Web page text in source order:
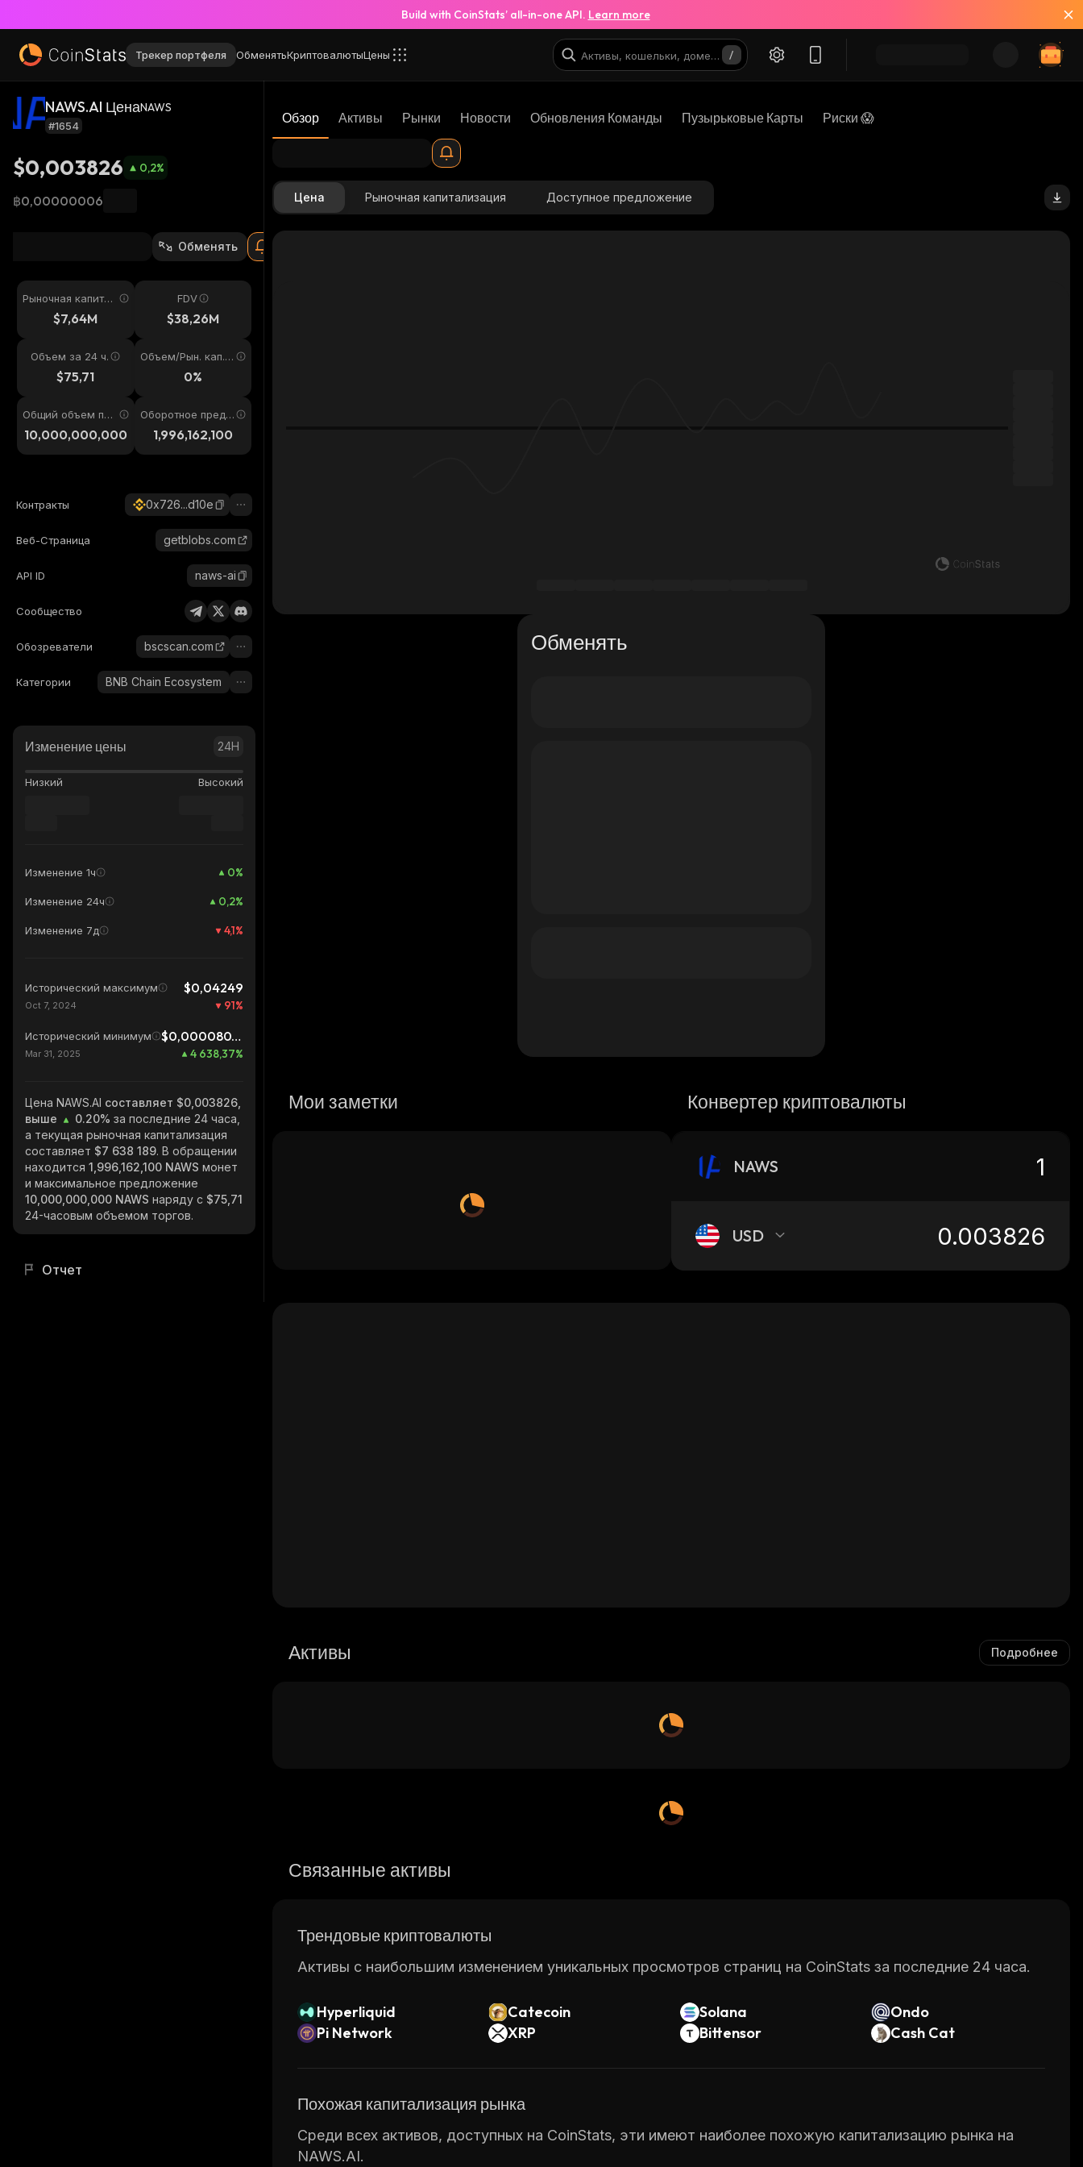
Build with CoinStats’ all-in-one API. Learn more
Трекер портфеля ОбменятьКриптовалютыЦены
NAWS.AI ЦенаNAWS
#1654
$0,003826 0,2%
฿0,00000006
Обменять
Рыночная капитал
изация$7,64M
FDV
$38,26M
Объем за 24 ч.
$75,71
Объем/Рын. кап. 2
0%
Общий объем пре
дложения
10,000,000,000
Оборотное предл
ожение
1,996,162,100
Контракты 0x726...d10e
Веб-Страница getblobs.com
API ID naws-ai
Сообщество
Обозреватели bscscan.com
Категории BNB Chain Ecosystem
Изменение цены 24H
Низкий Высокий
Изменение 1ч 0%
Изменение 24ч 0,2%
Изменение 7д 4,1%
Исторический максимум $0,04249
Oct 7, 2024 91%
Исторический минимум $0,00008075
Mar 31, 2025 4 638,37%
Цена NAWS.AI составляет $0,003826,
выше
0.20% за последние 24 часа,
а текущая рыночная капитализация
составляет $7 638 189. В обращении
находится 1,996,162,100 NAWS монет
и максимальное предложение
10,000,000,000 NAWS наряду с $75,71
24-часовым объемом торгов.
Отчет
Обзор Активы Рынки Новости Обновления Команды Пузырьковые Карты Риски 😱
Цена Рыночная капитализация Доступное предложение
Обменять
Мои заметки Конвертер криптовалюты
NAWS
USD
Активы Подробнее
Связанные активы
Трендовые криптовалюты
Активы с наибольшим изменением уникальных просмотров страниц на CoinStats за последние 24 часа.
Hyperliquid Catecoin Solana
Ondo
Pi Network
XRP Bittensor Cash Cat
Похожая капитализация рынка
Среди всех активов, доступных на CoinStats, эти имеют наиболее похожую капитализацию рынка на
NAWS.AI.